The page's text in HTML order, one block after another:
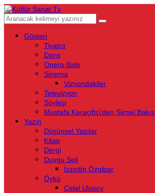
Gösteri
Tiyatro
Dans
Opera-Bale
Sinema
Vizyondakiler
Televizyon
Söyleşi
Mustafa Karaçiftçi’den Şiirsel Bakış
Yazın
Düşünsel Yazılar
Kitap
Dergi
Duygu Seli
İzzettin Özgibar
Öykü
Celal Ulusoy